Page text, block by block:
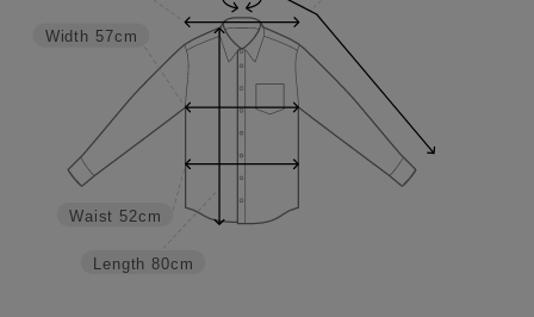
Length 80cm
Waist 52cm
Width 57cm